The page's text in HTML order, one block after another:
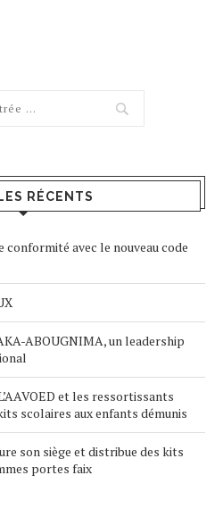
RÉCENTS
conformité avec le nouveau code
ABOUGNIMA, un leadership
et les ressortissants
scolaires aux enfants démunis
son siège et distribue des kits
portes faix